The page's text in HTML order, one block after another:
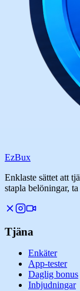
EzBux
Enklaste sättet att
stapla belöningar,
Tjäna
Enkäter
App-tester
Daglig bonus
Inbjudningar